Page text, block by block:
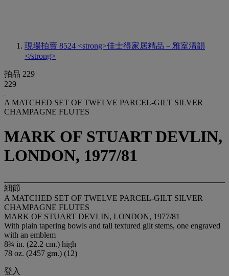
現場拍賣 8524 <strong>佳士得家居精品－雅室清韻
</strong>
拍品 229
229
A MATCHED SET OF TWELVE PARCEL-GILT SILVER
CHAMPAGNE FLUTES
MARK OF STUART DEVLIN,
LONDON, 1977/81
細節
A MATCHED SET OF TWELVE PARCEL-GILT SILVER
CHAMPAGNE FLUTES
MARK OF STUART DEVLIN, LONDON, 1977/81
With plain tapering bowls and tall textured gilt stems, one engraved
with an emblem
8¾ in. (22.2 cm.) high
78 oz. (2457 gm.) (12)
登入